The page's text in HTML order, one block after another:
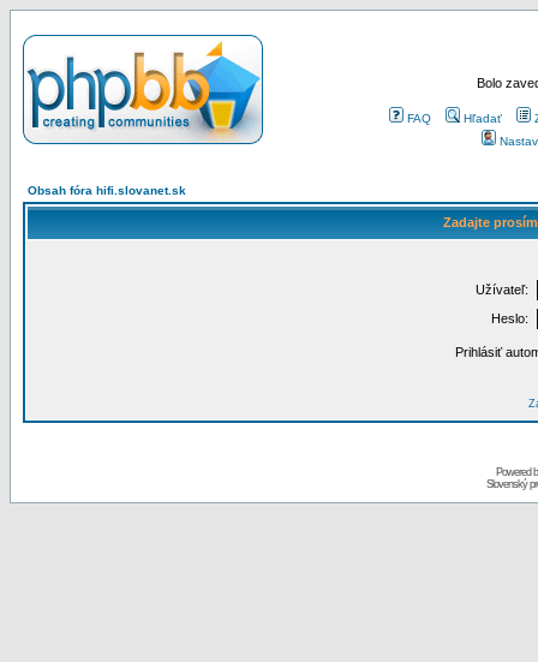
Bolo
FAQ Hľadať
Obsah fóra hifi.slovanet.sk
Zadajte
Užívateľ:
Heslo:
Prihlásiť
Powered
Slovenský